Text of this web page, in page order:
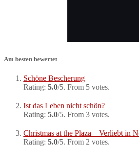
Am besten bewertet
Schöne Bescherung
Rating: 5.0/5. From 5 votes.
Ist das Leben nicht schön?
Rating: 5.0/5. From 3 votes.
Christmas at the Plaza – Verliebt in
Rating: 5.0/5. From 2 votes.